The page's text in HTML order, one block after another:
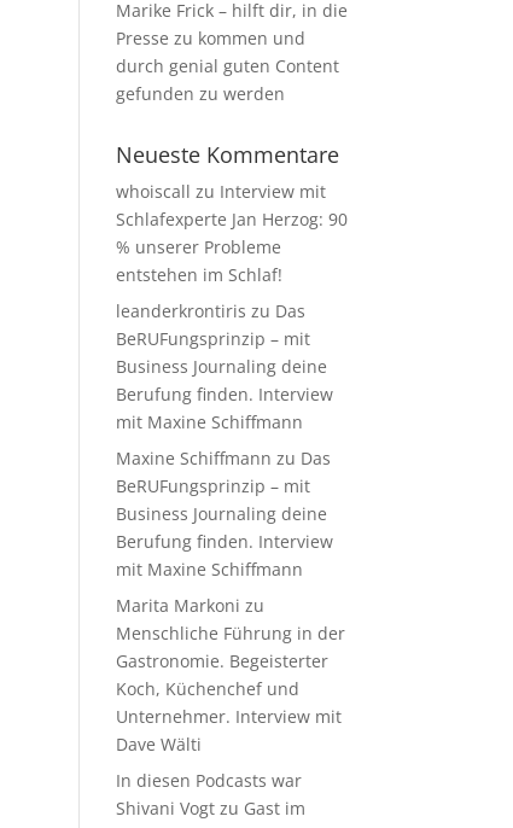
Marike Frick – hilft dir, in die
Presse zu kommen und
durch genial guten Content
gefunden zu werden
Neueste Kommentare
whoiscall zu Interview mit
Schlafexperte Jan Herzog: 90
% unserer Probleme
entstehen im Schlaf!
leanderkrontiris zu Das
BeRUFungsprinzip – mit
Business Journaling deine
Berufung finden. Interview
mit Maxine Schiffmann
Maxine Schiffmann zu Das
BeRUFungsprinzip – mit
Business Journaling deine
Berufung finden. Interview
mit Maxine Schiffmann
Marita Markoni zu
Menschliche Führung in der
Gastronomie. Begeisterter
Koch, Küchenchef und
Unternehmer. Interview mit
Dave Wälti
In diesen Podcasts war
Shivani Vogt zu Gast im